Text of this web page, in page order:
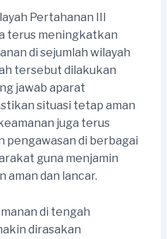
Pertahanan III
terus meningkatkan
di sejumlah wilayah
tersebut dilakukan
jawab aparat
situasi tetap aman
juga terus
pengawasan di berbagai
guna menjamin
aman dan lancar.
di tengah
dirasakan